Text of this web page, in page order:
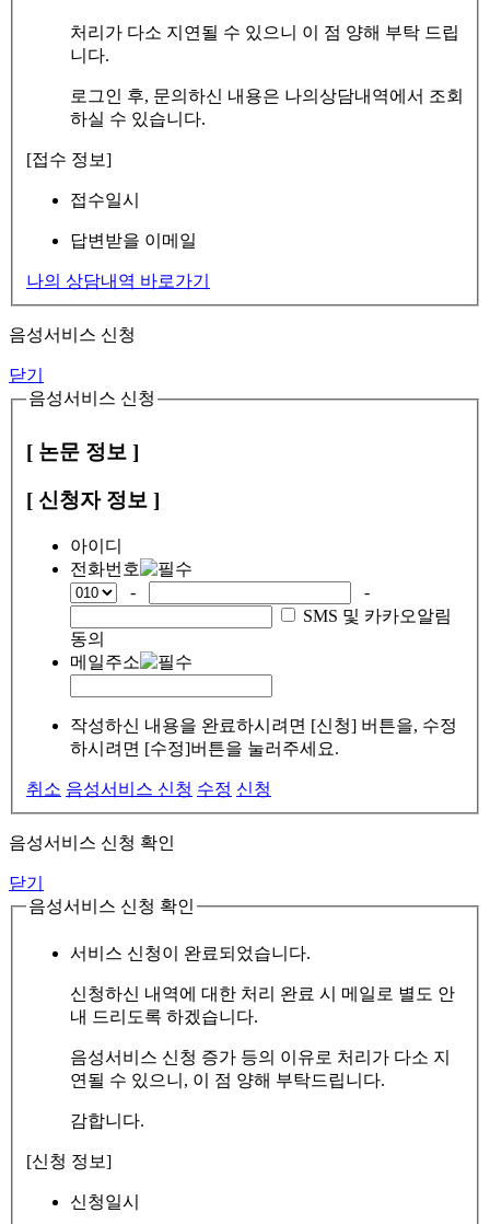
처리가 다소 지연될 수 있으니 이 점 양해 부탁 드립
니다.
로그인 후, 문의하신 내용은 나의상담내역에서 조회
하실 수 있습니다.
[접수 정보]
접수일시
답변받을 이메일
나의 상담내역 바로가기
음성서비스 신청
닫기
음성서비스 신청
[ 논문 정보 ]
[ 신청자 정보 ]
아이디
전화번호
-
-
SMS 및 카카오알림
동의
메일주소
작성하신 내용을 완료하시려면 [신청] 버튼을, 수정
하시려면 [수정]버튼을 눌러주세요.
취소 음성서비스 신청 수정 신청
음성서비스 신청 확인
닫기
음성서비스 신청 확인
서비스 신청이 완료되었습니다.
신청하신 내역에 대한 처리 완료 시 메일로 별도 안
내 드리도록 하겠습니다.
음성서비스 신청 증가 등의 이유로 처리가 다소 지
연될 수 있으니, 이 점 양해 부탁드립니다.
감합니다.
[신청 정보]
신청일시